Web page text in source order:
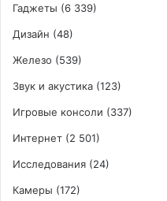
Гаджеты (6 339)
Дизайн (48)
Железо (539)
Звук и акустика (123)
Игровые консоли (337)
Интернет (2 501)
Исследования (24)
Камеры (172)